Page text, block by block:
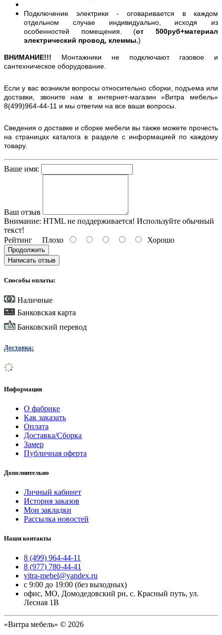
Подключение электрики - оговаривается в каждом
отдельном случае индивидуально, исходя из
особенностей помещения. (от 500руб+материал
электрический провод, клеммы.)
ВНИМАНИЕ!!! Монтажники не подключают газовое и
сантехническое оборудование.
Если у вас возникли вопросы относительно сборки, подъема или
доставки, звоните нам в интернет-магазин «Витра мебель»
8(499)964-44-11 и мы ответим на все ваши вопросы.
Сведения о доставке и сборке мебели вы также можете прочесть
на страницах каталога в разделе с информацией по каждому
товару.
Ваше имя:
Ваш отзыв
Внимание: HTML не поддерживается! Используйте обычный
текст!
Рейтинг Плохо Хорошо
Продолжить
Написать отзыв
Способы оплаты:
Наличные
Банковская карта
Банковский перевод
Доставка:
Информация
О фабрике
Как заказать
Оплата
Доставка/Сборка
Замер
Публичная оферта
Дополнительно
Личный кабинет
История заказов
Мои закладки
Рассылка новостей
Наши контакты
8 (499) 964-44-11
8 (977) 780-44-41
vitra-mebel@yandex.ru
с 9:00 до 19:00 (без выходных)
офис, МО, Домодедовский рн, с. Красный путь, ул.
Лесная 1В
«Витра мебель» © 2026